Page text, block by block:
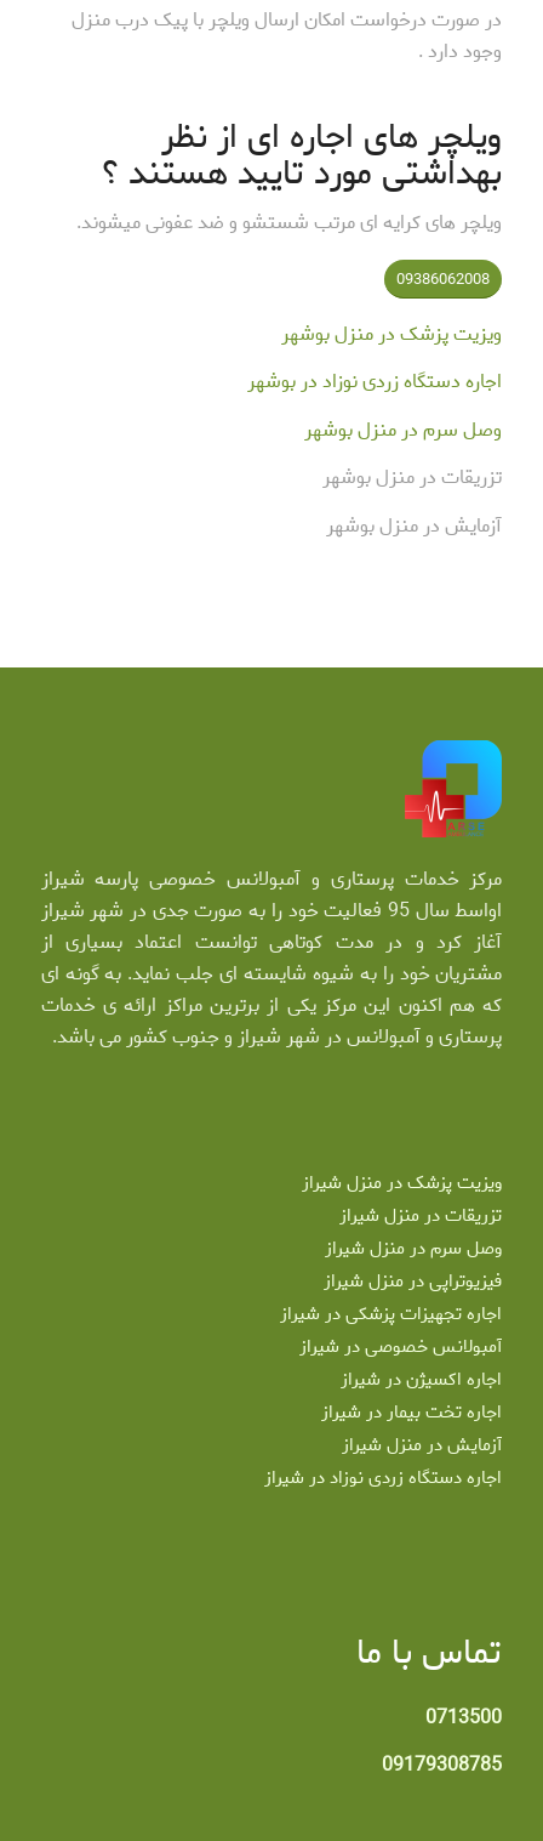
در صورت درخواست امکان ارسال ویلچر با پیک درب منزل
وجود دارد .
ویلچر های اجاره ای از نظر
بهداشتی مورد تایید هستند ؟
ویلچر های کرایه ای مرتب شستشو و ضد عفونی میشوند.
09386062008
ویزیت پزشک در منزل بوشهر
اجاره دستگاه زردی نوزاد در بوشهر
وصل سرم در منزل بوشهر
تزریقات در منزل بوشهر
آزمایش در منزل بوشهر
مرکز خدمات پرستاری و آمبولانس خصوصی پارسه شیراز
اواسط سال 95 فعالیت خود را به صورت جدی در شهر شیراز
آغاز کرد و در مدت کوتاهی توانست اعتماد بسیاری از
مشتریان خود را به شیوه شایسته ای جلب نماید. به گونه ای
که هم اکنون این مرکز یکی از برترین مراکز ارائه ی خدمات
پرستاری و آمبولانس در شهر شیراز و جنوب کشور می باشد.
ویزیت پزشک در منزل شیراز
تزریقات در منزل شیراز
وصل سرم در منزل شیراز
فیزیوتراپی در منزل شیراز
اجاره تجهیزات پزشکی در شیراز
آمبولانس خصوصی در شیراز
اجاره اکسیژن در شیراز
اجاره تخت بیمار در شیراز
آزمایش در منزل شیراز
اجاره دستگاه زردی نوزاد در شیراز
تماس با ما
0713500
09179308785